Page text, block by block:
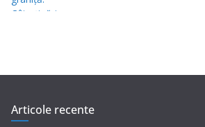
Articole recente